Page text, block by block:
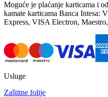
Moguće je plaćanje karticama i
kamate karticama Banca Intesa:
Express, VISA Electron,
Usluge
Zaštitne folije